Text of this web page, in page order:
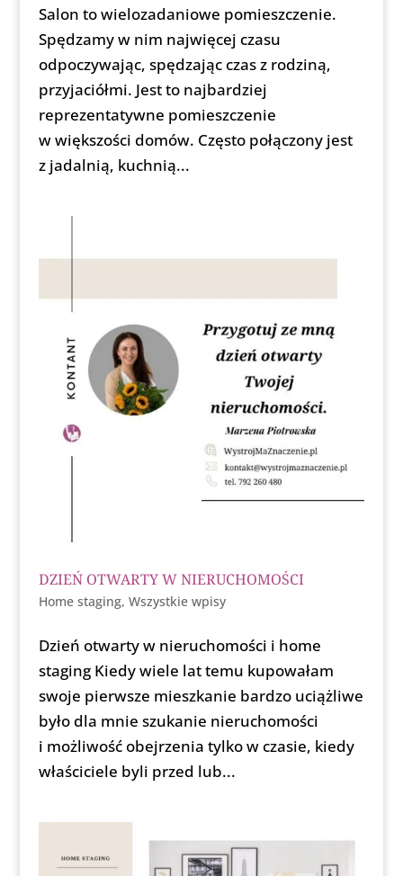
Salon to wielozadaniowe pomieszczenie.
Spędzamy w nim najwięcej czasu
odpoczywając, spędzając czas z rodziną,
przyjaciółmi. Jest to najbardziej
reprezentatywne pomieszczenie
w większości domów. Często połączony jest
z jadalnią, kuchnią...
DZIEŃ OTWARTY W NIERUCHOMOŚCI
Home staging, Wszystkie wpisy
Dzień otwarty w nieruchomości i home
staging Kiedy wiele lat temu kupowałam
swoje pierwsze mieszkanie bardzo uciążliwe
było dla mnie szukanie nieruchomości
i możliwość obejrzenia tylko w czasie, kiedy
właściciele byli przed lub...